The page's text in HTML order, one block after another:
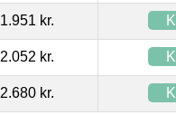
1.951 kr.
2.052 kr.
2.680 kr.